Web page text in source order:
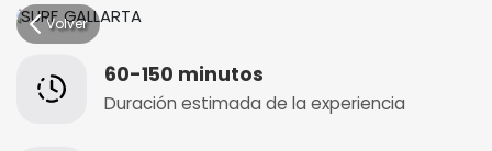
Volver
60-150 minutos
Duración estimada de la experiencia